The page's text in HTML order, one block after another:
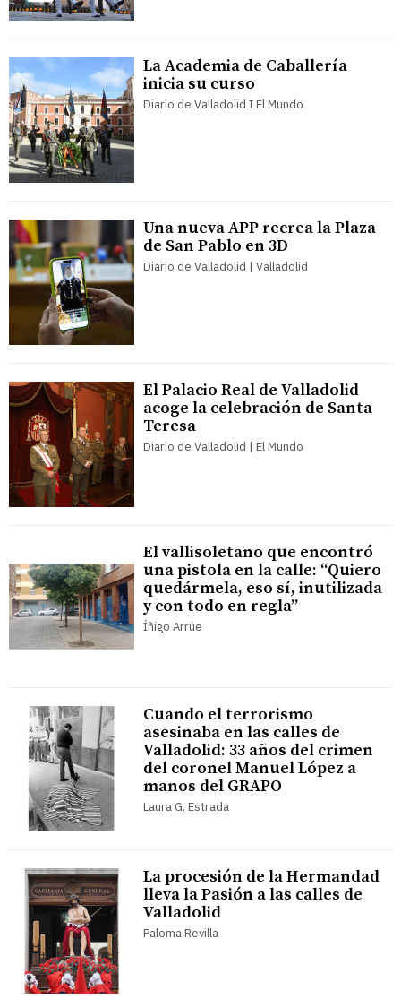
La Academia de Caballería
inicia su curso
Diario de Valladolid I El Mundo
Una nueva APP recrea la Plaza
de San Pablo en 3D
Diario de Valladolid | Valladolid
El Palacio Real de Valladolid
acoge la celebración de Santa
Teresa
Diario de Valladolid | El Mundo
El vallisoletano que encontró
una pistola en la calle: “Quiero
quedármela, eso sí, inutilizada
y con todo en regla”
Íñigo Arrúe
Cuando el terrorismo
asesinaba en las calles de
Valladolid: 33 años del crimen
del coronel Manuel López a
manos del GRAPO
Laura G. Estrada
La procesión de la Hermandad
lleva la Pasión a las calles de
Valladolid
Paloma Revilla